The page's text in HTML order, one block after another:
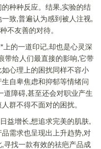
种种反应。结果,实验的结
致,普遍认为感到被人注视,
不友善的对待。
的一道印记,却也是心灵深
带给人们最直接的影响,它带
心理上的困扰同样不容小
自卑焦虑和抑郁等情绪问
道障碍,甚至还会对职业产生
群不得不面对的困扰。
增长,想追求完美的肌肤,
需求也呈现出上升趋势,对
寻找一款有效的祛疤产品成